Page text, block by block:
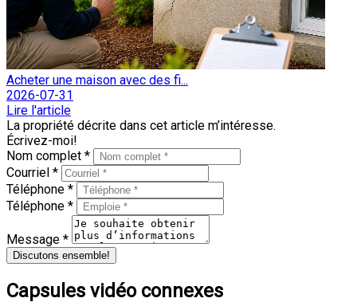
Acheter une maison avec des fi...
2026-07-31
Lire l'article
La propriété décrite dans cet article m’intéresse.
Écrivez-moi!
Nom complet *
Courriel *
Téléphone *
Téléphone *
Message *
Discutons ensemble!
Capsules vidéo connexes